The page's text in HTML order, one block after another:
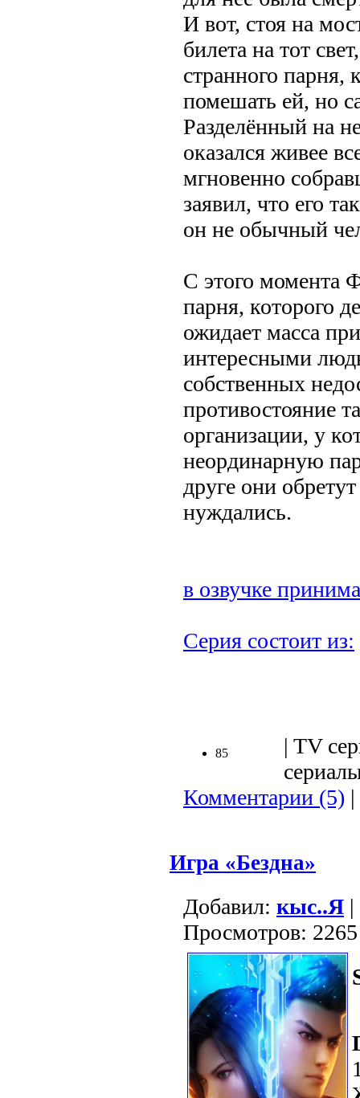
И вот, стоя на
билета на тот
странного парня,
помешать ей, но
Разделённый на
оказался живее
мгновенно
заявил, что его
он не обычный
С этого момента
парня, которого
ожидает масса
интересными
собственных
противостояние
организации, у
неординарную
друге они
нуждались.
в озвучке
Серия состоит из:
85
| TV
Комментарии (5) |
Игра «Бездна»
Добавил: кыс..Я
Просмотров: 2265